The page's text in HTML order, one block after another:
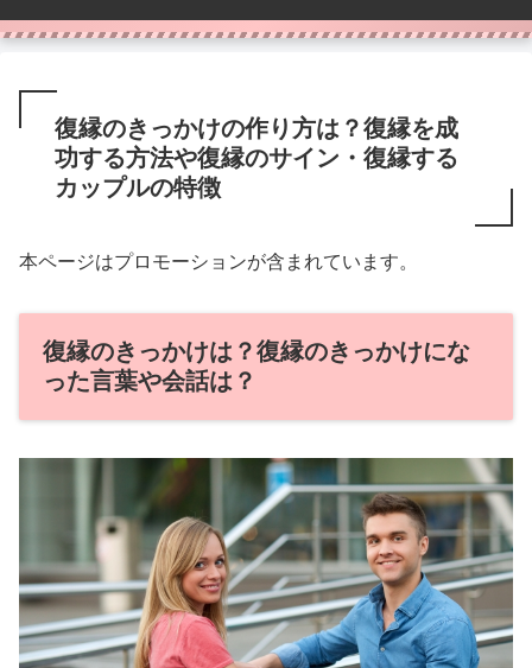
復縁のきっかけの作り方は？復縁を成
功する方法や復縁のサイン・復縁する
カップルの特徴
本ページはプロモーションが含まれています。
復縁のきっかけは？復縁のきっかけにな
った言葉や会話は？